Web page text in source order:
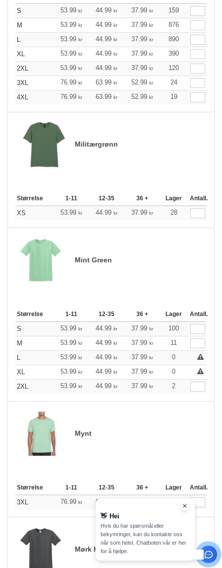
S 53.99 kr 44.99 kr 37.99 kr
159
M
53.99 kr 44.99 kr 37.99 kr
876
L
53.99 kr 44.99 kr 37.99 kr
890
XL
53.99 kr 44.99 kr 37.99 kr
390
2XL
53.99 kr 44.99 kr 37.99 kr
120
3XL
76.99 kr 63.99 kr 52.99 kr
24
4XL
76.99 kr 63.99 kr 52.99 kr 19
Militærgrønn
Størrelse 1-11 12-35 36 + Lager Antall.
XS 53.99 kr 44.99 kr 37.99 kr 28
Mint Green
Størrelse 1-11 12-35 36 + Lager Antall.
S 53.99 kr 44.99 kr 37.99 kr
100
M
53.99 kr 44.99 kr 37.99 kr
11
L
53.99 kr 44.99 kr 37.99 kr
0
XL
53.99 kr 44.99 kr 37.99 kr
0
2XL
53.99 kr 44.99 kr 37.99 kr 2
Mynt
Størrelse 1-11 12-35 36 + Lager Antall.
3XL 76.99 kr 63.99
Mørk Heather
👋 Hei
Hvis du har spørsmål eller
bekymringer, kan du kontakte oss
når som helst. Chatboten vår er her
for å hjelpe.